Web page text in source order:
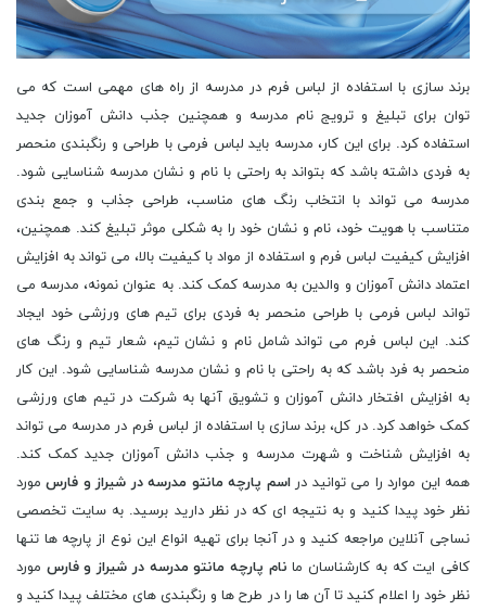
برند سازی با استفاده از لباس فرم در مدرسه از راه های مهمی است که می
توان برای تبلیغ و ترویج نام مدرسه و همچنین جذب دانش آموزان جدید
استفاده کرد. برای این کار، مدرسه باید لباس فرمی با طراحی و رنگبندی منحصر
به فردی داشته باشد که بتواند به راحتی با نام و نشان مدرسه شناسایی شود.
مدرسه می تواند با انتخاب رنگ های مناسب، طراحی جذاب و جمع بندی
متناسب با هویت خود، نام و نشان خود را به شکلی موثر تبلیغ کند. همچنین،
افزایش کیفیت لباس فرم و استفاده از مواد با کیفیت بالا، می تواند به افزایش
اعتماد دانش آموزان و والدین به مدرسه کمک کند. به عنوان نمونه، مدرسه می
تواند لباس فرمی با طراحی منحصر به فردی برای تیم های ورزشی خود ایجاد
کند. این لباس فرم می تواند شامل نام و نشان تیم، شعار تیم و رنگ های
منحصر به فرد باشد که به راحتی با نام و نشان مدرسه شناسایی شود. این کار
به افزایش افتخار دانش آموزان و تشویق آنها به شرکت در تیم های ورزشی
کمک خواهد کرد. در کل، برند سازی با استفاده از لباس فرم در مدرسه می تواند
به افزایش شناخت و شهرت مدرسه و جذب دانش آموزان جدید کمک کند.
همه این موارد را می توانید در اسم پارچه مانتو مدرسه در شیراز و فارس مورد
نظر خود پیدا کنید و به نتیجه ای که در نظر دارید برسید. به سایت تخصصی
نساجی آنلاین مراجعه کنید و در آنجا برای تهیه انواع این نوع از پارچه ها تنها
کافی ایت که به کارشناسان مانام پارچه مانتو مدرسه در شیراز و فارس مورد
نظر خود را اعلام کنید تا آن ها را در طرح ها و رنگبندی های مختلف پیدا کنید و